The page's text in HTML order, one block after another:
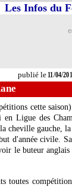
publié le11/04/
Les Infos du
cette
Ligue des
cheville gauche,
d'année civile.
le buteur anglais
toutes